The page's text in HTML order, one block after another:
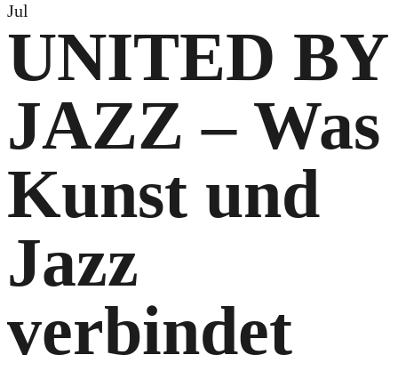
Jul
UNITED BY
JAZZ – Was
Kunst und
Jazz
verbindet